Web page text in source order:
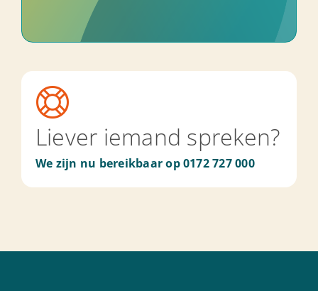
Liever iemand spreken?
We zijn nu bereikbaar op 0172 727 000